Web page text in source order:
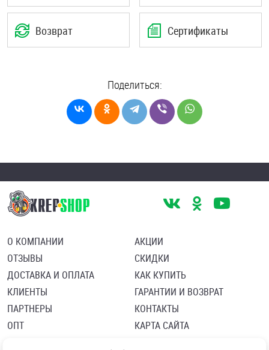
Возврат Сертификаты
Поделиться:
О КОМПАНИИ
ОТЗЫВЫ
ДОСТАВКА И ОПЛАТА
КЛИЕНТЫ
ПАРТНЕРЫ
ОПТ
АКЦИИ
СКИДКИ
КАК КУПИТЬ
ГАРАНТИИ И ВОЗВРАТ
КОНТАКТЫ
КАРТА САЙТА